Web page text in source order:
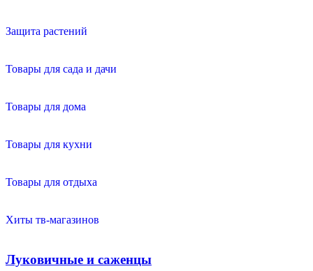
Защита растений
Товары для сада и дачи
Товары для дома
Товары для кухни
Товары для отдыха
Хиты тв-магазинов
Луковичные и саженцы